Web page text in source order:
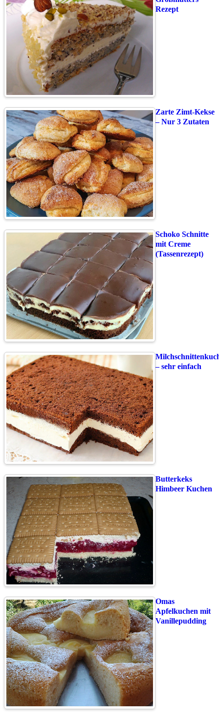
Rezept
Zarte Zimt-Kekse
– Nur 3 Zutaten
Schoko Schnitte
mit Creme
(Tassenrezept)
– sehr einfach
Butterkeks
Himbeer Kuchen
Omas
Apfelkuchen mit
Vanillepudding